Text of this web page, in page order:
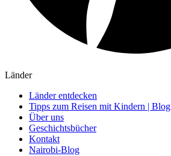
Länder
Länder entdecken
Tipps zum Reisen mit Kindern | Blog
Über uns
Geschichtsbücher
Kontakt
Nairobi-Blog